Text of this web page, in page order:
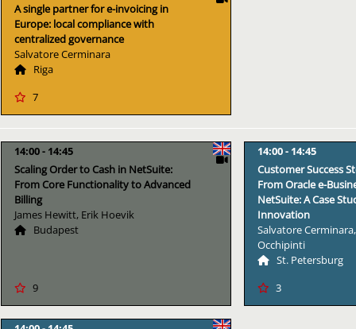
A single partner for e-invoicing in
Europe: local compliance with
centralized governance
Salvatore Cerminara
Riga
7
14:00
14:45
Scaling Order to Cash in NetSuite:
From Core Functionality to Advanced
Billing
James Hewitt, Erik Hoevik
Budapest
9
14:00
14:45
Customer Success
From Oracle e-
NetSuite: A Case
Innovation
Salvatore
Occhipinti
St. Petersburg
3